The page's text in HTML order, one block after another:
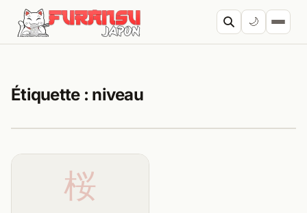
Aller au contenu
🌙
Étiquette : niveau
桜